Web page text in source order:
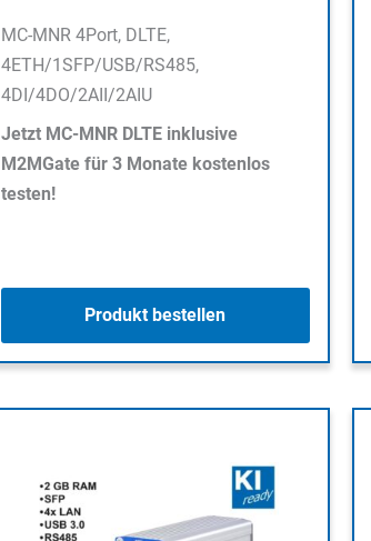
MC-MNR 4Port, DLTE,
4ETH/1SFP/USB/RS485,
4DI/4DO/2AII/2AIU
Jetzt MC-MNR DLTE inklusive
M2MGate für 3 Monate kostenlos
testen!
Produkt bestellen